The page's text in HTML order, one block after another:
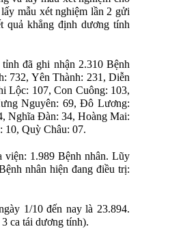
mẫu xét nghiệm lần 2 gửi
khẳng định dương tính
đã ghi nhận 2.310 Bệnh
732, Yên Thành: 231, Diễn
Lộc: 107, Con Cuông: 103,
Nguyên: 69, Đô Lương:
Nghĩa Đàn: 34, Hoàng Mai:
10, Quỳ Châu: 07.
viện: 1.989 Bệnh nhân. Lũy
nhân hiện đang điều trị:
1/10 đến nay là 23.894.
ca tái dương tính).